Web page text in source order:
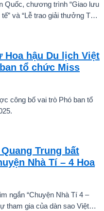
Quốc, chương trình “Giao lưu
và “Lễ trao giải thưởng Tài
sâu lắng, mang đậm hơi thở
Hoa hậu Du lịch Việt
tổ chức Miss
công bố vai trò Phó ban tổ
Trung bất
Nhà Tí – 4 Hoa
ngắn “Chuyện Nhà Tí 4 –
tham gia của dàn sao Việt